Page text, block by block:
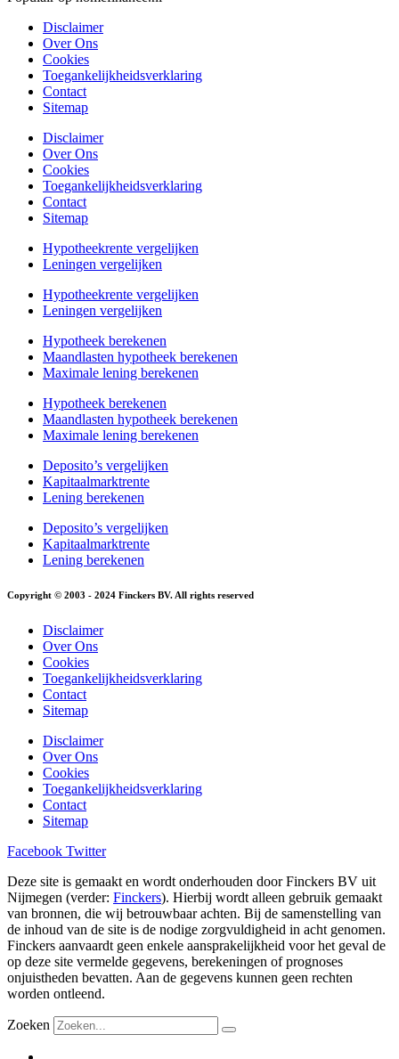
Disclaimer
Over Ons
Cookies
Toegankelijkheidsverklaring
Contact
Sitemap
Disclaimer
Over Ons
Cookies
Toegankelijkheidsverklaring
Contact
Sitemap
Hypotheekrente vergelijken
Leningen vergelijken
Hypotheekrente vergelijken
Leningen vergelijken
Hypotheek berekenen
Maandlasten hypotheek berekenen
Maximale lening berekenen
Hypotheek berekenen
Maandlasten hypotheek berekenen
Maximale lening berekenen
Deposito’s vergelijken
Kapitaalmarktrente
Lening berekenen
Deposito’s vergelijken
Kapitaalmarktrente
Lening berekenen
Copyright © 2003 - 2024 Finckers BV. All rights reserved
Disclaimer
Over Ons
Cookies
Toegankelijkheidsverklaring
Contact
Sitemap
Disclaimer
Over Ons
Cookies
Toegankelijkheidsverklaring
Contact
Sitemap
Facebook Twitter
Deze site is gemaakt en wordt onderhouden door Finckers BV uit
Nijmegen (verder: Finckers). Hierbij wordt alleen gebruik gemaakt
van bronnen, die wij betrouwbaar achten. Bij de samenstelling van
de inhoud van de site is de nodige zorgvuldigheid in acht genomen.
Finckers aanvaardt geen enkele aansprakelijkheid voor het geval de
op deze site vermelde gegevens, berekeningen of prognoses
onjuistheden bevatten. Aan de gegevens kunnen geen rechten
worden ontleend.
Zoeken